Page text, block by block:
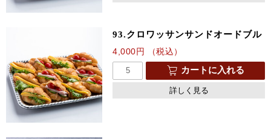
93.クロワッサンサンドオードブル
4,000円
（税込）
カートに入れる
詳しく見る